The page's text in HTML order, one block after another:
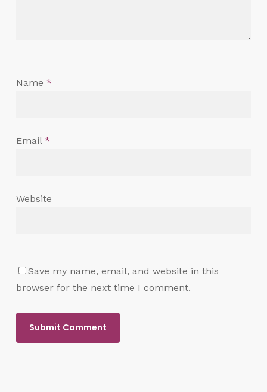
Name *
Email *
Website
Save my name, email, and website in this
browser for the next time I comment.